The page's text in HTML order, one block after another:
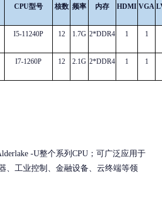
CPU型号 核数 频率 内存 HDMI VGA
I5-11240P 12 1.7G 2*DDR4 1 1
I7-1260P 12 2.1G 2*DDR4 1 1
-U整个系列 CPU；可广泛应用于
、工业控制、金融设备、云终端等领